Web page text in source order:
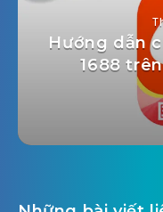
Hướng dẫn
1688